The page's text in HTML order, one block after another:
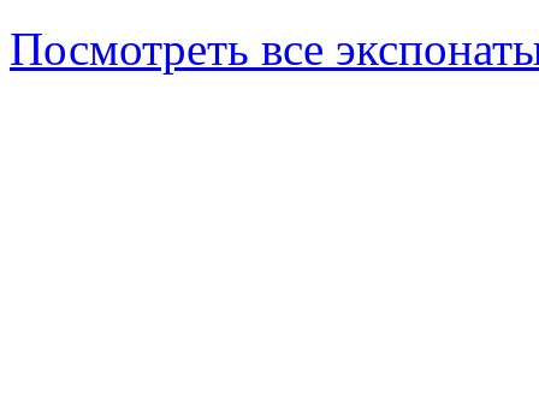
Посмотреть все